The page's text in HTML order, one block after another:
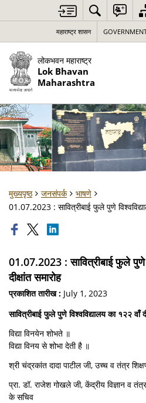
महाराष्ट्र शासन
लोकभवन महाराष्ट्र
Lok Bhavan
Maharashtra
मुख्यपृष्ठ जनसंपर्क
भाषणे
01.07.2023 : सावित्रीबाई फुले पुणे
01.07.2023 : सावित्रीबाई फुले पुणे
दीक्षांत समारोह
प्रकाशित तारीख : July 1, 2023
सावित्रीबाई फुले पुणे विश्वविद्यालय का १२२ वाँ
विद्या विनयेन शोभते ॥
‍विद्या विनय से शोभा देती है ॥
श्री चंद्रकांत दादा पाटील जी, उच्च व तंत्र
प्रा. डॉ. राजेश गोखले जी, केंद्रीय विज्ञान व
के सचिव